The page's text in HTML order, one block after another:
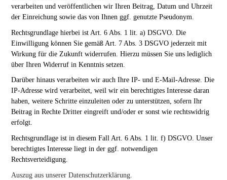
verarbeiten und veröffentlichen wir Ihren Beitrag, Datum und Uhrzeit
der Einreichung sowie das von Ihnen ggf. genutzte Pseudonym.
Rechtsgrundlage hierbei ist Art. 6 Abs. 1 lit. a) DSGVO. Die
Einwilligung können Sie gemäß Art. 7 Abs. 3 DSGVO jederzeit mit
Wirkung für die Zukunft widerrufen. Hierzu müssen Sie uns lediglich
über Ihren Widerruf in Kenntnis setzen.
Darüber hinaus verarbeiten wir auch Ihre IP- und E-Mail-Adresse. Die
IP-Adresse wird verarbeitet, weil wir ein berechtigtes Interesse daran
haben, weitere Schritte einzuleiten oder zu unterstützen, sofern Ihr
Beitrag in Rechte Dritter eingreift und/oder er sonst wie rechtswidrig
erfolgt.
Rechtsgrundlage ist in diesem Fall Art. 6 Abs. 1 lit. f) DSGVO. Unser
berechtigtes Interesse liegt in der ggf. notwendigen
Rechtsverteidigung.
Auszug aus unserer Datenschutzerklärung.